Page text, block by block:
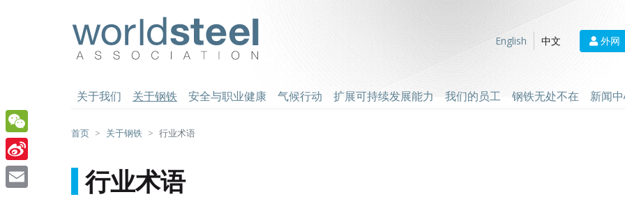
English
中文 外网
关于我们 关于钢铁 安全与职业健康 气候行动 扩展可持续发展能力 我们的员工 钢铁无处不在 新闻
首页 关于钢铁 行业术语
行业术语
WeChat
Sina